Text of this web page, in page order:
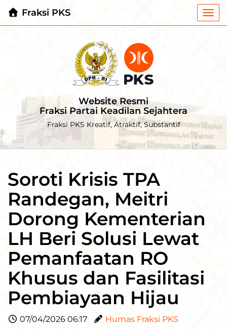
Fraksi PKS
Website Resmi
Fraksi Partai Keadilan Sejahtera
Fraksi PKS Kreatif, Atraktif, Substantif
Soroti Krisis TPA
Randegan, Meitri
Dorong Kementerian
LH Beri Solusi Lewat
Pemanfaatan RO
Khusus dan Fasilitasi
Pembiayaan Hijau
07/04/2026 06:17 Humas Fraksi PKS